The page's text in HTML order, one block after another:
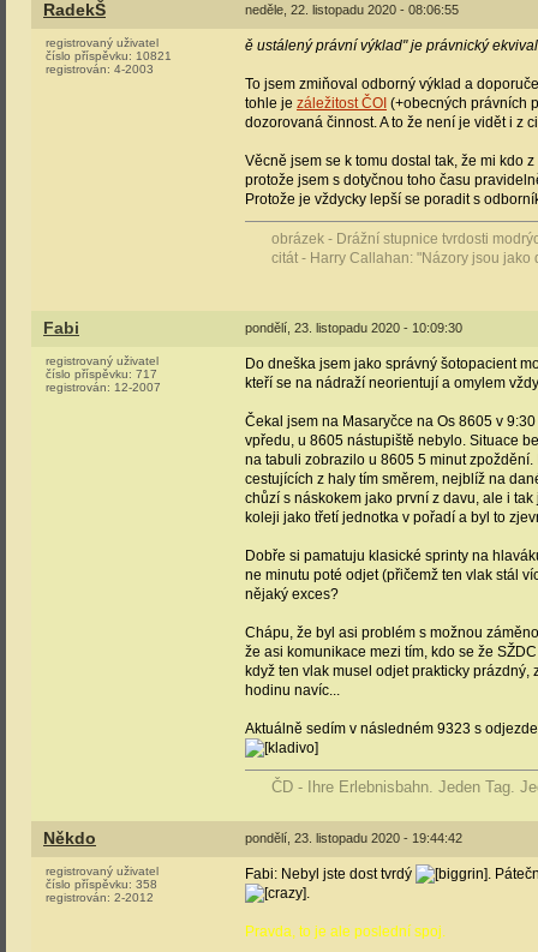
RadekŠ neděle, 22. listopadu 2020 - 08:06:55
registrovaný uživatel
číslo příspěvku: 10821
registrován: 4-2003
ě ustálený právní výklad" je právnický
To jsem zmiňoval odborný výklad a
tohle je záležitost ČOI (+obecných právních
dozorovaná činnost. A to že není je vidět i z
Věcně jsem se k tomu dostal tak, že mi kdo
protože jsem s dotyčnou toho času
Protože je vždycky lepší se poradit s
obrázek - Drážní stupnice tvrdosti
citát - Harry Callahan: "Názory jsou jako
Fabi pondělí, 23. listopadu 2020 - 10:09:30
registrovaný uživatel
číslo příspěvku: 717
registrován: 12-2007
Do dneška jsem jako správný šotopacient
kteří se na nádraží neorientují a omylem
Čekal jsem na Masaryčce na Os 8605 v
vpředu, u 8605 nástupiště nebylo. Situace
na tabuli zobrazilo u 8605 5 minut
cestujících z haly tím směrem, nejblíž na
chůzí s náskokem jako první z davu, ale i
koleji jako třetí jednotka v pořadí a byl to
Dobře si pamatuju klasické sprinty na
ne minutu poté odjet (přičemž ten vlak stál
nějaký exces?
Chápu, že byl asi problém s možnou
že asi komunikace mezi tím, kdo se že
když ten vlak musel odjet prakticky
hodinu navíc...
Aktuálně sedím v následném 9323 s
ČD - Ihre Erlebnisbahn. Jeden Tag.
Někdo pondělí, 23. listopadu 2020 - 19:44:42
registrovaný uživatel
číslo příspěvku: 358
registrován: 2-2012
Fabi: Nebyl jste dost tvrdý
.
.
Pravda, to je ale poslední spoj.